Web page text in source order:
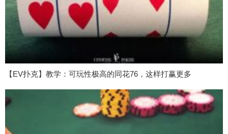
【EV扑克】教学：可玩性极高的同花76，这样打赢更多